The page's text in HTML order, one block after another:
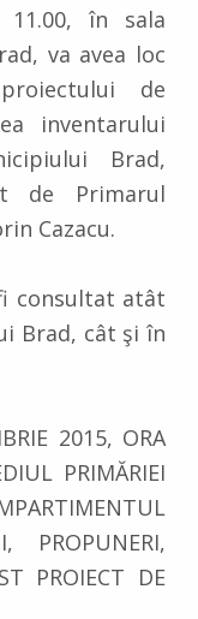
în sala
va avea loc
proiectului de
inventarului
Brad,
de Primarul
Cazacu.
consultat atât
Brad, cât şi în
2015, ORA
PRIMĂRIEI
PROPUNERI,
PROIECT DE